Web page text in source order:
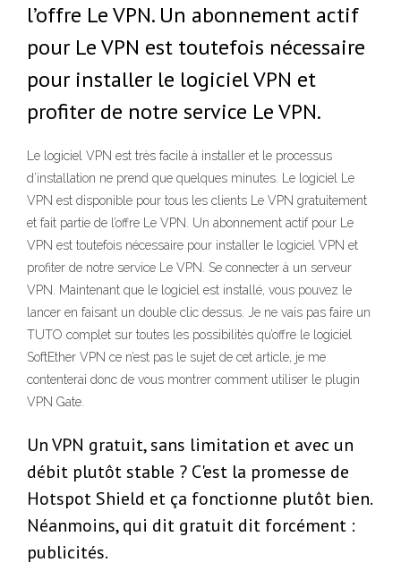
l’offre Le VPN. Un abonnement actif
pour Le VPN est toutefois nécessaire
pour installer le logiciel VPN et
profiter de notre service Le VPN.
Le logiciel VPN est très facile à installer et le processus
d’installation ne prend que quelques minutes. Le logiciel Le
VPN est disponible pour tous les clients Le VPN gratuitement
et fait partie de l’offre Le VPN. Un abonnement actif pour Le
VPN est toutefois nécessaire pour installer le logiciel VPN et
profiter de notre service Le VPN. Se connecter à un serveur
VPN. Maintenant que le logiciel est installé, vous pouvez le
lancer en faisant un double clic dessus. Je ne vais pas faire un
TUTO complet sur toutes les possibilités qu’offre le logiciel
SoftEther VPN ce n’est pas le sujet de cet article, je me
contenterai donc de vous montrer comment utiliser le plugin
VPN Gate.
Un VPN gratuit, sans limitation et avec un
débit plutôt stable ? C'est la promesse de
Hotspot Shield et ça fonctionne plutôt bien.
Néanmoins, qui dit gratuit dit forcément :
publicités.